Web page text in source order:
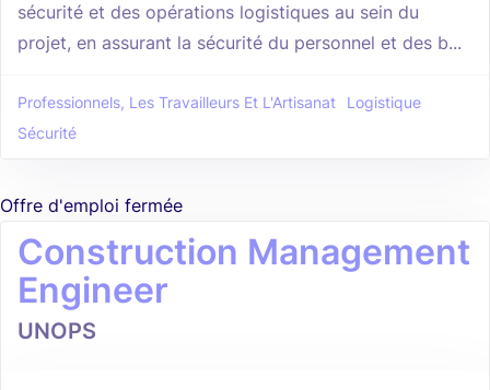
sécurité et des opérations logistiques au sein du
projet, en assurant la sécurité du personnel et des b...
Professionnels, Les Travailleurs Et L'Artisanat
Logistique
Sécurité
Offre d'emploi fermée
Construction Management
Engineer
UNOPS